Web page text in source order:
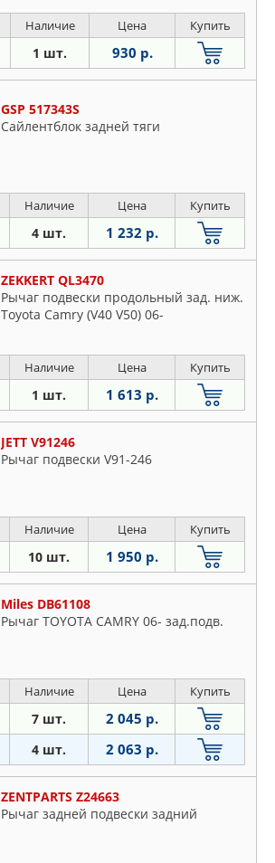
Наличие Цена Купить
1 шт. 930 р.
GSP 517343S
Сайлентблок задней тяги
Наличие Цена Купить
4 шт. 1 232 р.
ZEKKERT QL3470
Рычаг подвески продольный зад. ниж.
Toyota Camry (V40 V50) 06-
Наличие Цена Купить
1 шт. 1 613 р.
JETT V91246
Рычаг подвески V91-246
Наличие Цена Купить
10 шт. 1 950 р.
Miles DB61108
Рычаг TOYOTA CAMRY 06- зад.подв.
Наличие Цена Купить
7 шт. 2 045 р.
4 шт. 2 063 р.
ZENTPARTS Z24663
Рычаг задней подвески задний